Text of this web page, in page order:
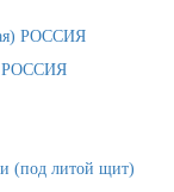
РОССИЯ